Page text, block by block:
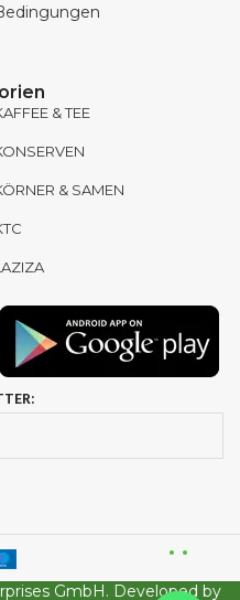
& TEE
& SAMEN
GmbH. Developed by